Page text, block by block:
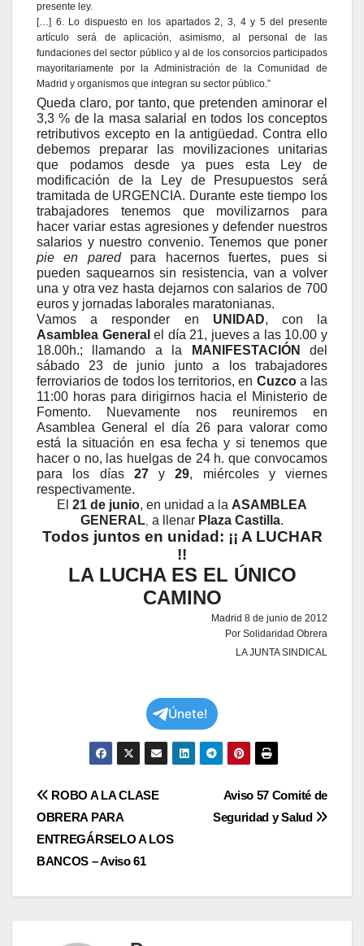
presente ley.
[…] 6. Lo dispuesto en los apartados 2, 3, 4 y 5 del presente
artículo será de aplicación, asimismo, al personal de las
fundaciones del sector público y al de los consorcios participados
mayoritariamente por la Administración de la Comunidad de
Madrid y organismos que integran su sector público.”
Queda claro, por tanto, que pretenden aminorar el
3,3 % de la masa salarial en todos los conceptos
retributivos excepto en la antigüedad. Contra ello
debemos preparar las movilizaciones unitarias
que podamos desde ya pues esta Ley de
modificación de la Ley de Presupuestos será
tramitada de URGENCIA. Durante este tiempo los
trabajadores tenemos que movilizarnos para
hacer variar estas agresiones y defender nuestros
salarios y nuestro convenio. Tenemos que poner
pie en paredpara hacernos fuertes, pues si
pueden saquearnos sin resistencia, van a volver
una y otra vez hasta dejarnos con salarios de 700
euros y jornadas laborales maratonianas.
Vamos a responder en UNIDAD, con la
Asamblea General el día 21, jueves a las 10.00 y
18.00h.; llamando a la
MANIFESTACIÓN
del
sábado 23 de junio junto a los trabajadores
ferroviarios de todos los territorios, en Cuzcoa las
11:00 horas para dirigirnos hacia el Ministerio de
Fomento. Nuevamente nos reuniremos en
Asamblea General el día 26 para valorar como
está la situación en esa fecha y si tenemos que
hacer o no, las huelgas de 24 h. que convocamos
para los días 27y29, miércoles y viernes
respectivamente.
El 21 de junio, en unidad a la ASAMBLEA
GENERAL, a llenar Plaza Castilla.
Todos juntos en unidad: ¡¡ A LUCHAR
!!
LA LUCHA ES EL ÚNICO
CAMINO
Madrid 8 de junio de 2012
Por Solidaridad Obrera
LA JUNTA SINDICAL
Únete!
Navegación
de
entradas
Aviso 57 Comité de
Seguridad y Salud
ROBO A LA CLASE
OBRERA PARA
ENTREGÁRSELO A LOS
BANCOS – Aviso 61